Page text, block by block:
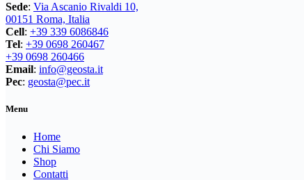
DEUTER(17)
EASTPAK(3)
FERRINO
GARMONT
IGM
IZAS
KONUS
4 LAND EDIZIONI(38)
BERGHAUS(2)
BERTONI(3)
BRIZZA(0)
DEUTER(17)
GARMONT
GIPRON
GM CALZE
Sede: Via Ascanio Rivaldi 10,
00151 Roma, Italia
Cell: +39 339 6086846
Tel: +39 0698 260467
+39 0698 260466
Email: info@geosta.it
Pec: geosta@pec.it
Menu
Home
Chi Siamo
Shop
Contatti